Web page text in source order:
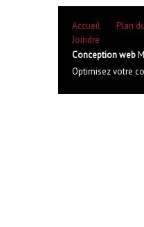
Accueil Plan
Joindre
Conception web
Optimisez votre